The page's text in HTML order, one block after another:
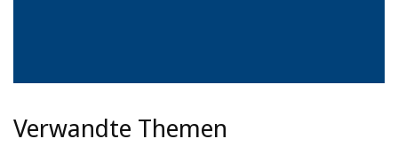
Verwandte Themen